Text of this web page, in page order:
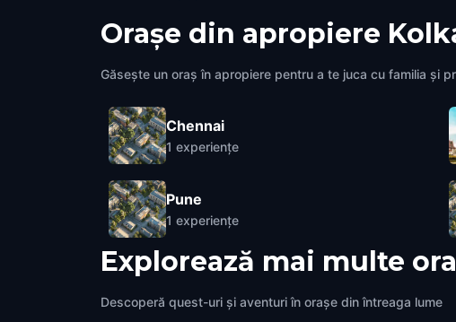
Orașe din apropiere
Găsește un oraș în apropiere pentru a te juca cu familia și
Chennai
1 experiențe
Pune
1 experiențe
Explorează mai multe
Descoperă quest-uri și aventuri în orașe din întreaga lume